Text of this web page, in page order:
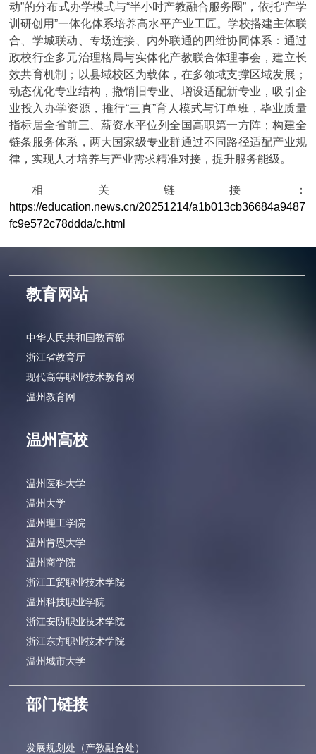
动”的分布式办学模式与“半小时产教融合服务圈”，依托“产学
训研创用”一体化体系培养高水平产业工匠。学校搭建主体联
合、学城联动、专场连接、内外联通的四维协同体系：通过
政校行企多元治理格局与实体化产教联合体理事会，建立长
效共育机制；以县域校区为载体，在多领域支撑区域发展；
动态优化专业结构，撤销旧专业、增设适配新专业，吸引企
业投入办学资源，推行“三真”育人模式与订单班，毕业质量
指标居全省前三、薪资水平位列全国高职第一方阵；构建全
链条服务体系，两大国家级专业群通过不同路径适配产业规
律，实现人才培养与产业需求精准对接，提升服务能级。
相关链接：
https://education.news.cn/20251214/a1b013cb36684a9487
fc9e572c78ddda/c.html
教育网站
中华人民共和国教育部
浙江省教育厅
现代高等职业技术教育网
温州教育网
温州高校
温州医科大学
温州大学
温州理工学院
温州肯恩大学
温州商学院
浙江工贸职业技术学院
温州科技职业学院
浙江安防职业技术学院
浙江东方职业技术学院
温州城市大学
部门链接
发展规划处（产教融合处）